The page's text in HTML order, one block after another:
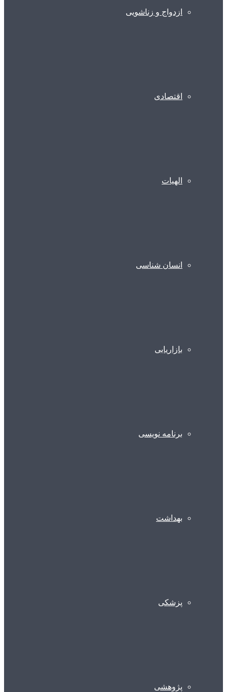
ازدواج و زناشویی
اقتصادی
الهیات
انسان شناسی
بازاریابی
برنامه نویسی
بهداشت
پزشکی
پژوهشی